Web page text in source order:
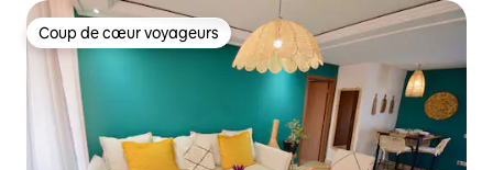
Coup de cœur voyageurs
Coup de cœur voyageurs